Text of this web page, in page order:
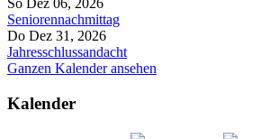
Seniorennachmittag
Do Dez 31, 2026
Jahresschlussandacht
Ganzen Kalender ansehen
Kalender